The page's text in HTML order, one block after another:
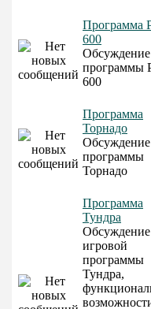
Программа
600
Обсуждение
программы
600
Программа
Торнадо
Обсуждение
программы
Торнадо
Программа
Тундра
Обсуждение
игровой
программы
Тундра,